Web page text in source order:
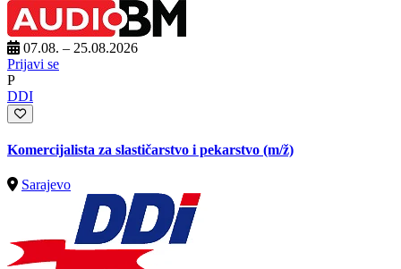
07.08. – 25.08.2026
Prijavi se
P
DDI
Komercijalista za slastičarstvo i pekarstvo (m/ž)
Sarajevo